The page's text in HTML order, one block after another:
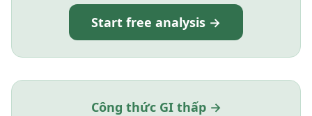
Start free analysis →
Công thức GI thấp →